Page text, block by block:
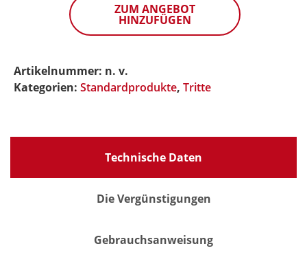
ZUM ANGEBOT
HINZUFÜGEN
Artikelnummer: n. v.
Kategorien: Standardprodukte, Tritte
Technische Daten
Die Vergünstigungen
Gebrauchsanweisung